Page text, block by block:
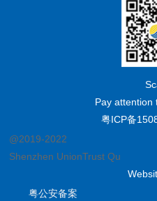
Pay attention
粤ICP备
@2019-2022
Shenzhen UnionTrust Quality
粤公安备案